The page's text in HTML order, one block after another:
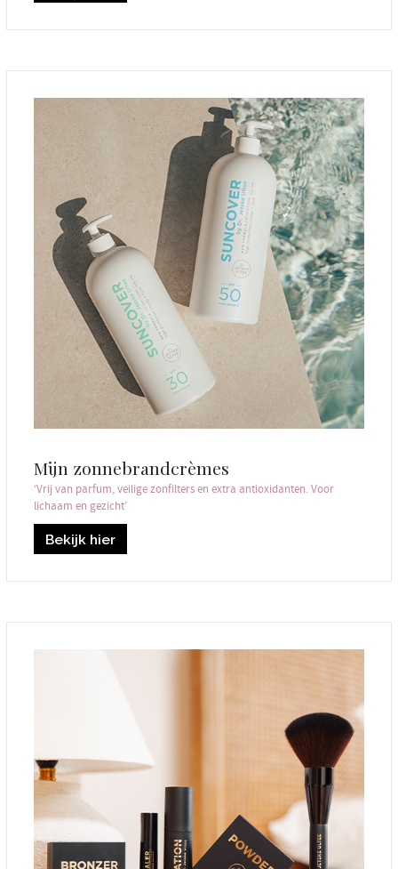
Mijn zonnebrandcrèmes
‘Vrij van parfum, veilige zonfilters en extra antioxidanten. Voor
lichaam en gezicht’
Bekijk hier